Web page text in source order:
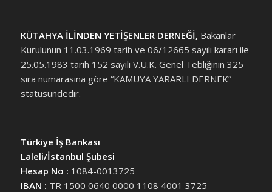
KÜTAHYA İLİNDEN YETİŞENLER DERNEĞİ, Bakanlar
Kurulunun 11.03.1969 tarih ve 06/12665 sayılı kararı ile
25.05.1983 tarih 152 sayılı V.U.K. Genel Tebliğinin 325
sıra numarasına göre “KAMUYA YARARLI DERNEK”
statüsündedir.
Türkiye İş Bankası
Laleli/İstanbul Şubesi
Hesap No : 1084-0013725
IBAN : TR 1500 0640 0000 1108 4001 3725